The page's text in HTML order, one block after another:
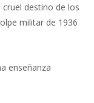
cruel destino de los
militar de 1936
enseñanza